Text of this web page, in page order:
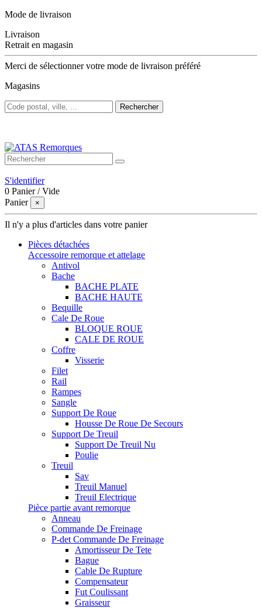
Mode de livraison
Livraison
Retrait en magasin
Merci de sélectionner votre mode de livraison préféré
Magasins
Rechercher
S'identifier
0 Panier /Vide
Panier
×
Il n'y a plus d'articles dans votre panier
Pièces détachées
Accessoire remorque et attelage
Antivol
Bache
BACHE PLATE
BACHE HAUTE
Bequille
Cale De Roue
BLOQUE ROUE
CALE DE ROUE
Coffre
Visserie
Filet
Rail
Rampes
Sangle
Support De Roue
Housse De Roue De Secours
Support De Treuil
Support De Treuil Nu
Poulie
Treuil
Sav
Treuil Manuel
Treuil Electrique
Pièce partie avant remorque
Anneau
Commande De Freinage
P-det Commande De Freinage
Amortisseur De Tete
Bague
Cable De Rupture
Compensateur
Fut Coulissant
Graisseur